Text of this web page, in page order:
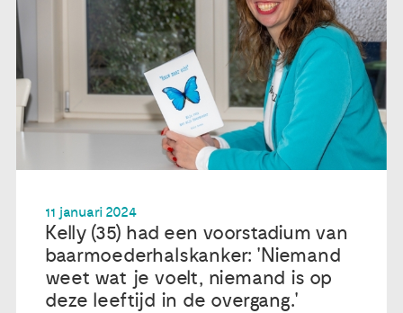
11 januari 2024
Kelly (35) had een voorstadium van
baarmoederhalskanker: 'Niemand
weet wat je voelt, niemand is op
deze leeftijd in de overgang.'